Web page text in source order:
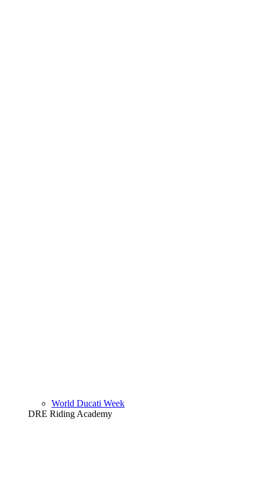
World Ducati Week
DRE Riding Academy